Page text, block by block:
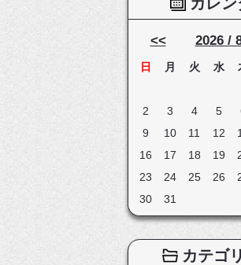
<< 2026 /
日 月 火 水
2
3 4 5
9
10 11 12
16
17 18 19
23
24 25 26
30
31
カテゴ